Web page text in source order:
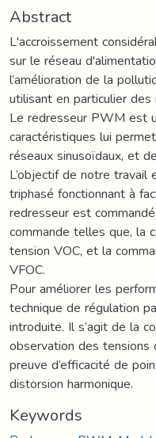
Abstract
L'accroissement
sur le réseau
l’amélioration de la
utilisant en particulier
Le redresseur PWM est
caractéristiques lui
réseaux sinusoïdaux, et
L’objectif de notre travail
triphasé fonctionnant à
redresseur est
commande telles que, la
tension VOC, et la
VFOC.
Pour améliorer les
technique de régulation
introduite. Il s’agit de la
observation des
preuve d’efficacité de
distorsion harmonique.
Keywords